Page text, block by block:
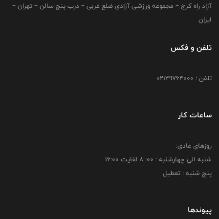
آزاد راه کرج – مجموعه ورزشی آزادی ضلع غربی – درب پنج سالن – تهران –
ایران
تلفن و فکس
تلفن : 02149764000
ساعات کار
روزهای عادی:
شنبه الي چهارشنبه : 00: 8 لغايت 16:00
پنج شنبه : تعطیل
پیوندها